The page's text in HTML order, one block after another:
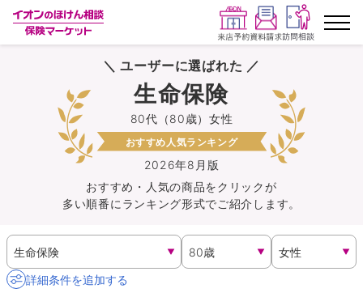
ランキングから探す
保険を比較する
保険会社から探す
イオンカード会員さま専用保険
キャンペーン一覧
＼ ユーザーに選ばれた ／
2026年8月版
80代（80歳）女性
生命保険
おすすめ人気ランキング
おすすめ・人気の商品をクリックが
多い順番にランキング形式でご紹介します。
詳細条件を追加する